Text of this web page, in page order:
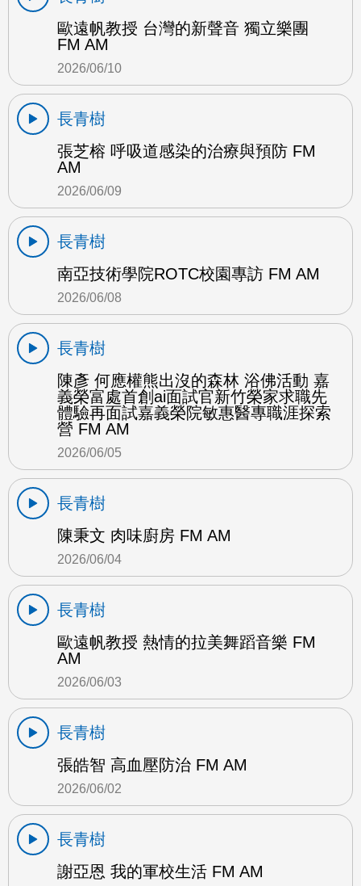
歐遠帆教授 台灣的新聲音 獨立樂團
FM AM
2026/06/10
長青樹
張芝榕 呼吸道感染的治療與預防 FM
AM
2026/06/09
長青樹
南亞技術學院ROTC校園專訪 FM AM
2026/06/08
長青樹
陳彥 何應權熊出沒的森林 浴佛活動 嘉
義榮富處首創ai面試官新竹榮家求職先
體驗再面試嘉義榮院敏惠醫專職涯探索
營 FM AM
2026/06/05
長青樹
陳秉文 肉味廚房 FM AM
2026/06/04
長青樹
歐遠帆教授 熱情的拉美舞蹈音樂 FM
AM
2026/06/03
長青樹
張皓智 高血壓防治 FM AM
2026/06/02
長青樹
謝亞恩 我的軍校生活 FM AM